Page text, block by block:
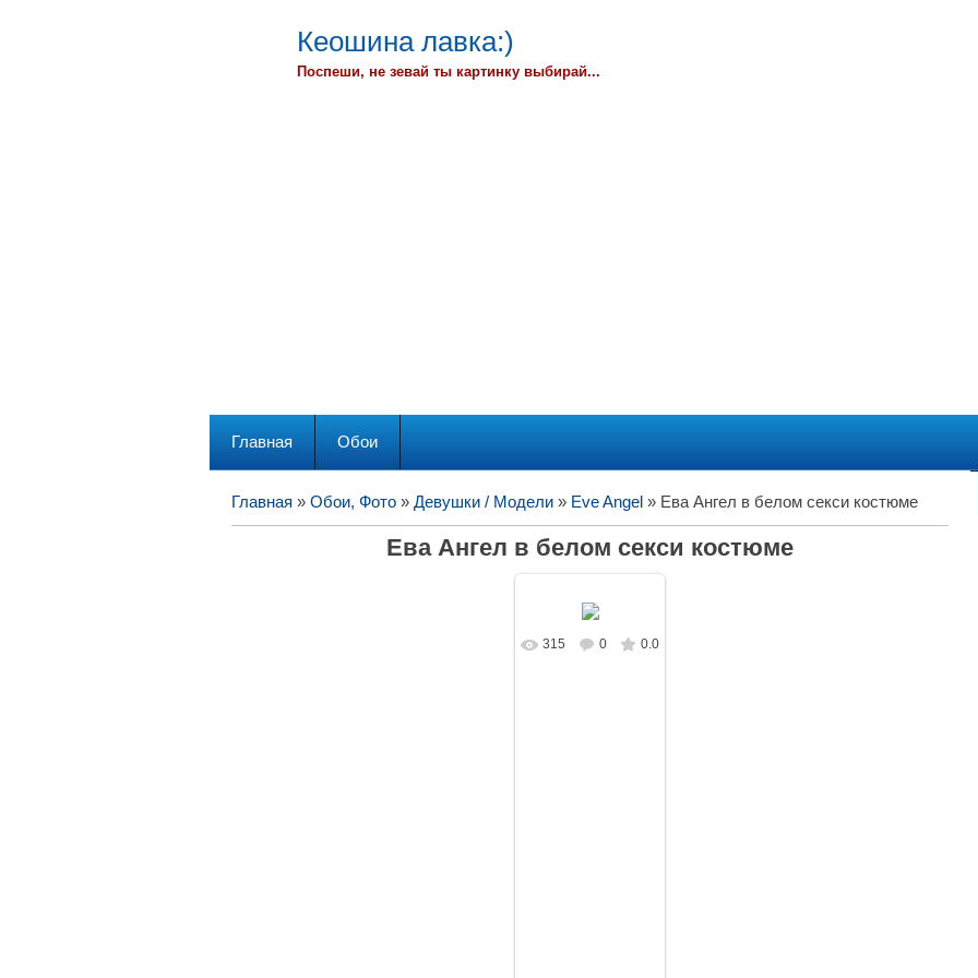
Кеошина лавка:)
Поспеши, не зевай ты картинку выбирай...
Главная Обои
Главная » Обои, Фото » Девушки / Модели » Eve Angel » Ева Ангел в белом секси костюме
Ева Ангел в белом секси костюме
В реальном
315 0 0.0